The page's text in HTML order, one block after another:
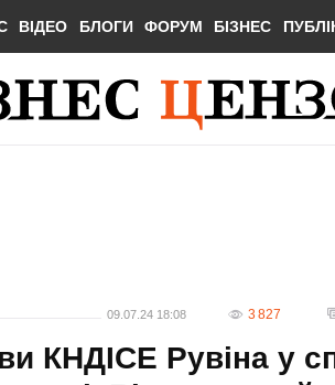
ВІДЕО БЛОГИ ФОРУМ БІЗНЕС
09.07.24 18:08 3 827
КНДІСЕ Рувіна у